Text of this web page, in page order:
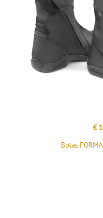
€
Botas